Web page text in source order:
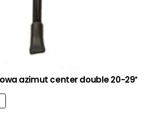
azimut center double 20-29″